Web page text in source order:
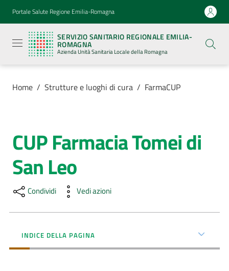
Vai al contenuto
Vai alla navigazione
Vai al footer
Portale Salute Regione Emilia-Romagna
SERVIZIO SANITARIO REGIONALE EMILIA-
ROMAGNA
Azienda Unità Sanitaria Locale della Romagna
Sanitario
Regionale
Emilia-
Romagna
Azienda
Sanitaria
Locale della
Azienda
Servizi
Luoghi
di
Menu selezionato
AUSL
Home / Strutture e luoghi di cura / FarmaCUP
Salta al contenuto
CUP Farmacia Tomei di
San Leo
Condividi Vedi azioni
INDICE DELLA PAGINA